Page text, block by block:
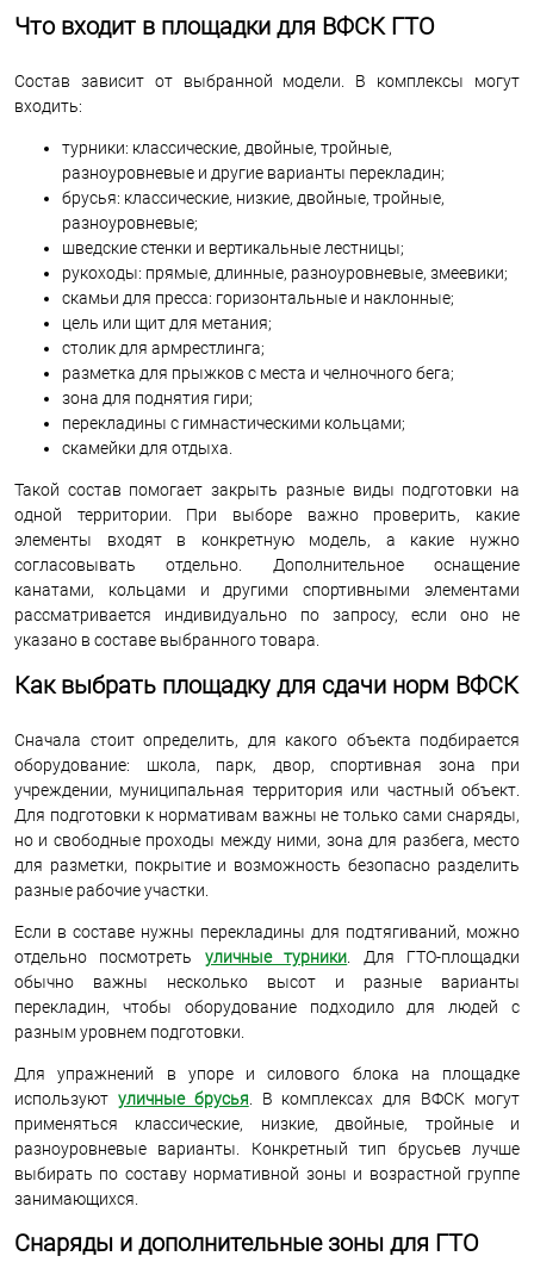
Что входит в площадки для ВФСК ГТО
Состав зависит от выбранной модели. В комплексы могут
входить:
турники: классические, двойные, тройные,
разноуровневые и другие варианты перекладин;
брусья: классические, низкие, двойные, тройные,
разноуровневые;
шведские стенки и вертикальные лестницы;
рукоходы: прямые, длинные, разноуровневые, змеевики;
скамьи для пресса: горизонтальные и наклонные;
цель или щит для метания;
столик для армрестлинга;
разметка для прыжков с места и челночного бега;
зона для поднятия гири;
перекладины с гимнастическими кольцами;
скамейки для отдыха.
Такой состав помогает закрыть разные виды подготовки на
одной территории. При выборе важно проверить, какие
элементы входят в конкретную модель, а какие нужно
согласовывать отдельно. Дополнительное оснащение
канатами, кольцами и другими спортивными элементами
рассматривается индивидуально по запросу, если оно не
указано в составе выбранного товара.
Как выбрать площадку для сдачи норм ВФСК
Сначала стоит определить, для какого объекта подбирается
оборудование: школа, парк, двор, спортивная зона при
учреждении, муниципальная территория или частный объект.
Для подготовки к нормативам важны не только сами снаряды,
но и свободные проходы между ними, зона для разбега, место
для разметки, покрытие и возможность безопасно разделить
разные рабочие участки.
Если в составе нужны перекладины для подтягиваний, можно
отдельно посмотреть уличные турники . Для ГТО-площадки
обычно важны несколько высот и разные варианты
перекладин, чтобы оборудование подходило для людей с
разным уровнем подготовки.
Для упражнений в упоре и силового блока на площадке
используют уличные брусья . В комплексах для ВФСК могут
применяться классические, низкие, двойные, тройные и
разноуровневые варианты. Конкретный тип брусьев лучше
выбирать по составу нормативной зоны и возрастной группе
занимающихся.
Снаряды и дополнительные зоны для ГТО